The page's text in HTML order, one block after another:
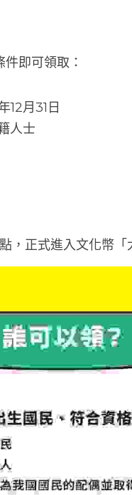
即可領取：
12月31日
人士
，正式進入文化幣「